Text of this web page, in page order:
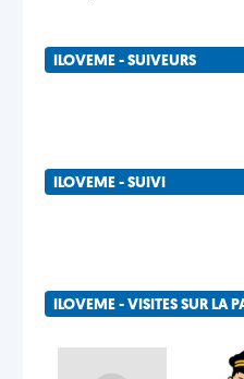
ILOVEME - SUIVEURS
ILOVEME - SUIVI
ILOVEME - VISITES SUR LA